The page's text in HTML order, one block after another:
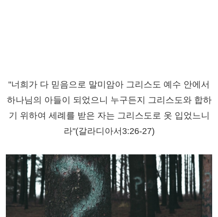
"너희가 다 믿음으로 말미암아 그리스도 예수 안에서
하나님의 아들이 되었으니 누구든지 그리스도와 합하
기 위하여 세례를 받은 자는 그리스도로 옷 입었느니
라"(갈라디아서3:26-27)